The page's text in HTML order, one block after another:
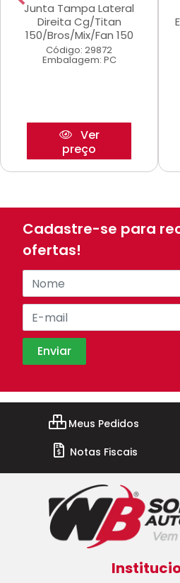
Junta Tampa Lateral
Direita Cg/Titan
150/Bros/Mix/Fan 150
Código: 29872
Embalagem: PC
Ver
preço
Cadastre-se para
ofertas!
Meus Pedidos
Notas Fiscais